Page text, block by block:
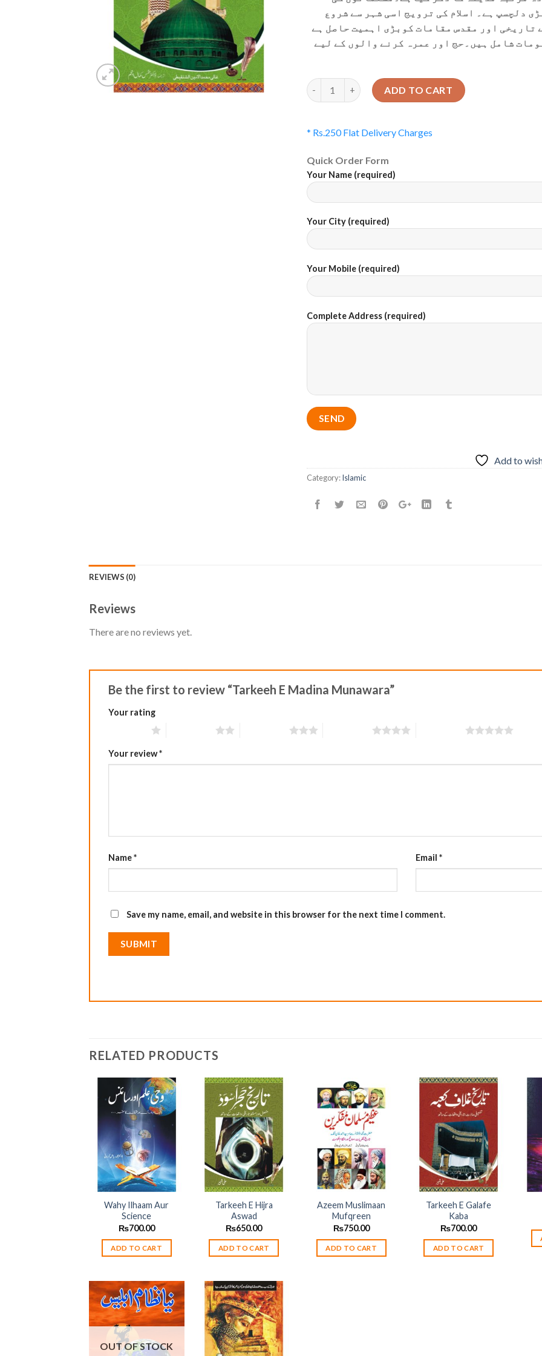
دلچسپ ہے۔ اسلام کی ترویج اسی شہر سے شروع
تاریخی اور مقدس مقامات کوبڑی اہمیت حاصل ہے
شامل ہیں۔حج اور عمرہ کرنے والوں کے لیے
Quantity ADD TO CART
* Rs.250 Flat Delivery Charges
Quick Order Form
Your Name (required)
Your City (required)
Your Mobile (required)
Complete Address (required)
Add to
Category:Islamic
REVIEWS (0)
Reviews
There are no reviews yet.
Be the first to review “Tarkeeh E Madina Munawara”
Your rating
Your review*
Name* Email *
Save my name, email, and website in this browser for the next time I comment.
RELATED PRODUCTS
wishlist
Wahy Ilhaam Aur
Science
₨700.00
ADD TO CART
Add to
wishlist
Tarkeeh E Hijra
Aswad
₨650.00
ADD TO CART
Add to
wishlist
Azeem Muslimaan
Mufqreen
₨750.00
ADD TO CART
Add to
wishlist
Tarkeeh E Galafe
Kaba
₨700.00
ADD TO CART
wishlist
OUT OF STOCK
Add to
wishlist